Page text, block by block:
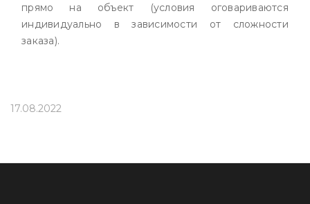
прямо на объект (условия оговариваются
индивидуально в зависимости от сложности
заказа).
17.08.2022